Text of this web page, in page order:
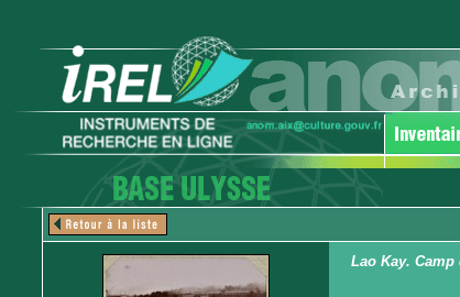
Lao Kay.